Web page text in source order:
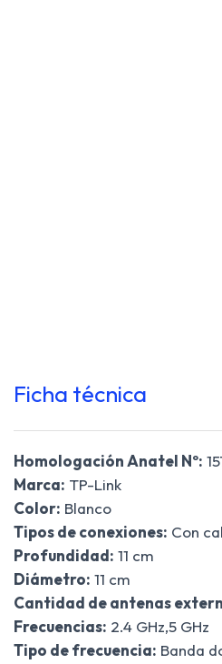
Ficha técnica
Homologación Anatel Nº:
Marca: TP-Link
Color: Blanco
Tipos de conexiones: Con
Profundidad: 11 cm
Diámetro: 11 cm
Cantidad de antenas
Frecuencias: 2.4 GHz,5 GHz
Tipo de frecuencia: Banda